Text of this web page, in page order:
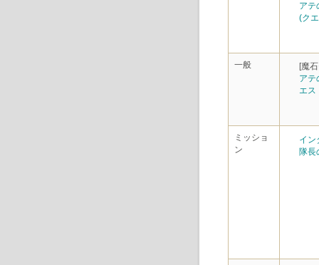
アテ
(ク
一般
[魔
アテ
エス
ミッショ
ン
イン
隊長